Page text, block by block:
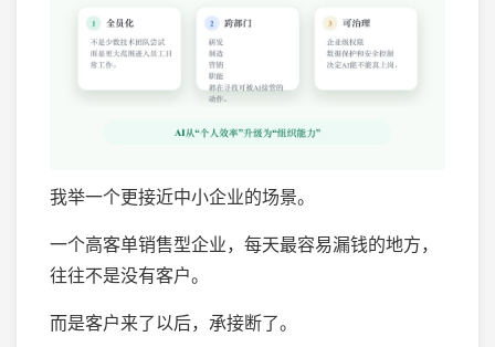
我举一个更接近中小企业的场景。
一个高客单销售型企业，每天最容易漏钱的地方，
往往不是没有客户。
而是客户来了以后，承接断了。